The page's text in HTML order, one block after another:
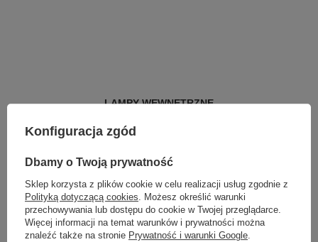
LAMPY WEWNĘTRZNE
ŻYRANDOLE
ŻYRANDOLE KRYSZTAŁOWE
LAMPY WISZĄCE - OKRĘGI
KINKIETY DO SYPIALNI
LAMPY SUFITOWE OKRĄGŁE
LAMPY WISZĄCE
Konfiguracja zgód
Dbamy o Twoją prywatność
Sklep korzysta z plików cookie w celu realizacji usług zgodnie z
Polityką dotyczącą cookies. Możesz określić warunki
przechowywania lub dostępu do cookie w Twojej przeglądarce.
Więcej informacji na temat warunków i prywatności można
znaleźć także na stronie Prywatność i warunki Google.